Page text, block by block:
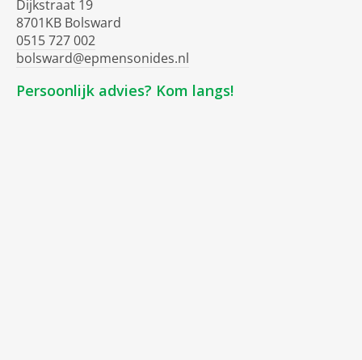
Dijkstraat 19
8701KB Bolsward
0515 727 002
bolsward@epmensonides.nl
Persoonlijk advies? Kom langs!